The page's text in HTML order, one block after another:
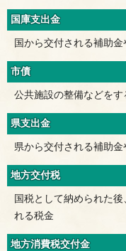
国庫支出金
国から交付される補助
市債
公共施設の整備などを
県支出金
県から交付される補助
地方交付税
国税として納められた
れる税金
地方消費税交付金